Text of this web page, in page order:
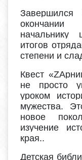
Завершился
окончании
начальнику
итогов
степени и
Квест
не просто
уроком
мужества.
новое
изучение
края..
Детская